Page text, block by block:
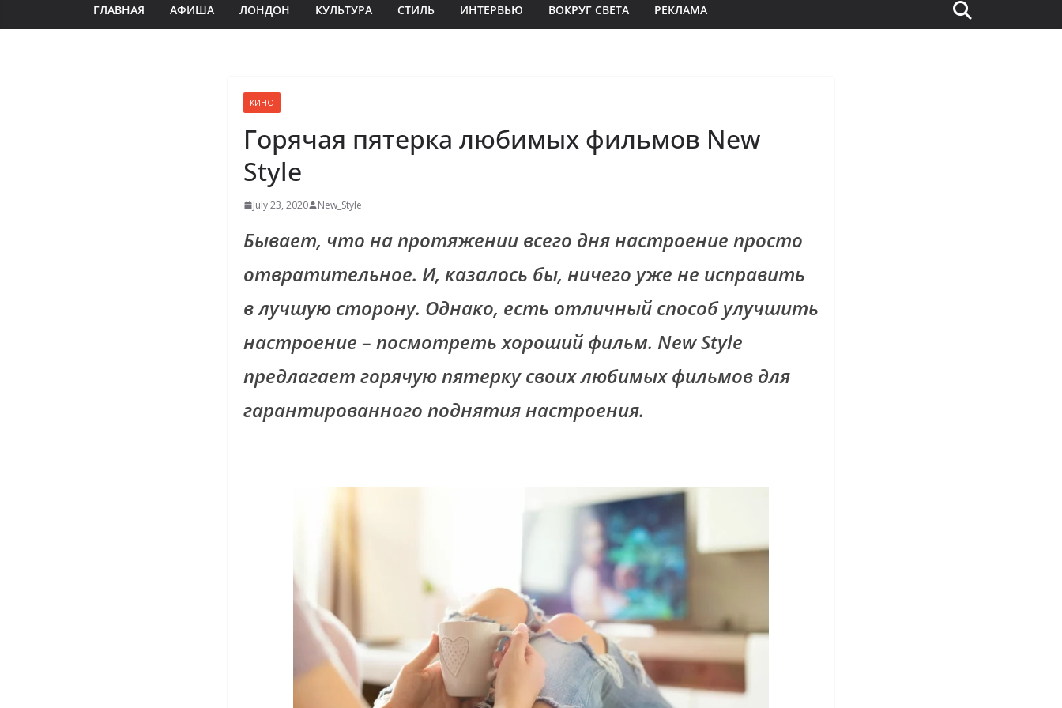
ГЛАВНАЯ АФИША ЛОНДОН КУЛЬТУРА СТИЛЬ ИНТЕРВЬЮ ВОКРУГ СВЕТА РЕКЛАМА
КИНО
Горячая пятерка любимых фильмов New
Style
July 23, 2020 New_Style
Бывает, что на протяжении всего дня настроение просто
отвратительное. И, казалось бы, ничего уже не исправить
в лучшую сторону. Однако, есть отличный способ улучшить
настроение – посмотреть хороший фильм. New Style
предлагает горячую пятерку своих любимых фильмов для
гарантированного поднятия настроения.